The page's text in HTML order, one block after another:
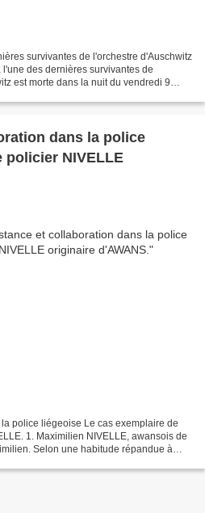
survivantes de l'orchestre d'Auschwitz
des dernières survivantes de
est morte dans la nuit du vendredi 9
dans la police
NIVELLE
police liégeoise Le cas exemplaire de
1. Maximilien NIVELLE, awansois de
Selon une habitude répandue à